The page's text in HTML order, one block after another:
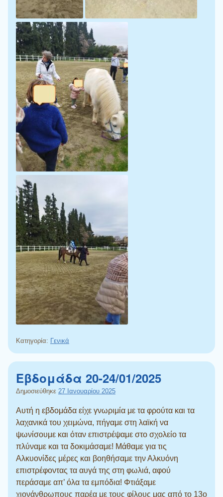
Κατηγορία: Γενικά
Εβδομάδα 20-24/01/2025
Δημοσιεύθηκε 27 Ιανουαρίου 2025
Αυτή η εβδομάδα είχε γνωριμία με τα φρούτα και τα
λαχανικά του χειμώνα, πήγαμε στη λαϊκή να
ψωνίσουμε και όταν επιστρέψαμε στο σχολείο τα
πλύναμε και τα δοκιμάσαμε! Μάθαμε για τις
Αλκυονίδες μέρες και βοηθήσαμε την Αλκυόνη
επιστρέφοντας τα αυγά της στη φωλιά, αφού
περάσαμε απ’ όλα τα εμπόδια! Φτιάξαμε
χιονάνθρωπους παρέα με τους φίλους μας από το 13ο